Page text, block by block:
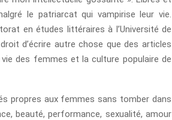
le patriarcat qui vampirise leur vie.
en études littéraires à l’Université de
d’écrire autre chose que des articles
des femmes et la culture populaire de
propres aux femmes sans tomber dans
beauté, performance, sexualité, amour